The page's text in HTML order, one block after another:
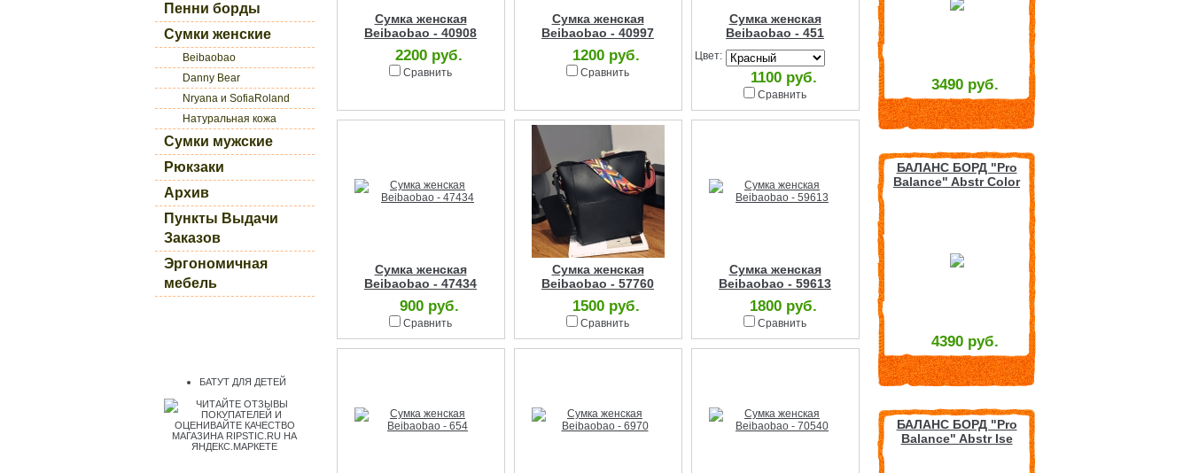
Пенни борды
Сумки женские
Beibaobao
Danny Bear
Nryana и SofiaRoland
Натуральная кожа
Сумки мужские
Рюкзаки
Архив
Пункты Выдачи
Заказов
Эргономичная
мебель
БАТУТ ДЛЯ ДЕТЕЙ
Сумка женская
Beibaobao - 40908
2200 руб.
Сравнить
Сумка женская
Beibaobao - 40997
1200 руб.
Сравнить
Сумка женская
Beibaobao - 451
Цвет:
1100 руб.
Сравнить
Сумка женская
Beibaobao - 47434
900 руб.
Сравнить
Сумка женская
Beibaobao - 57760
1500 руб.
Сравнить
Сумка женская
Beibaobao - 59613
1800 руб.
Сравнить
3490 руб.
БАЛАНС БОРД "Pro
Balance" Abstr Color
4390 руб.
БАЛАНС БОРД "Pro
Balance" Abstr Ise